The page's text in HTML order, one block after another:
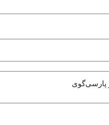
پارسی‌گوی